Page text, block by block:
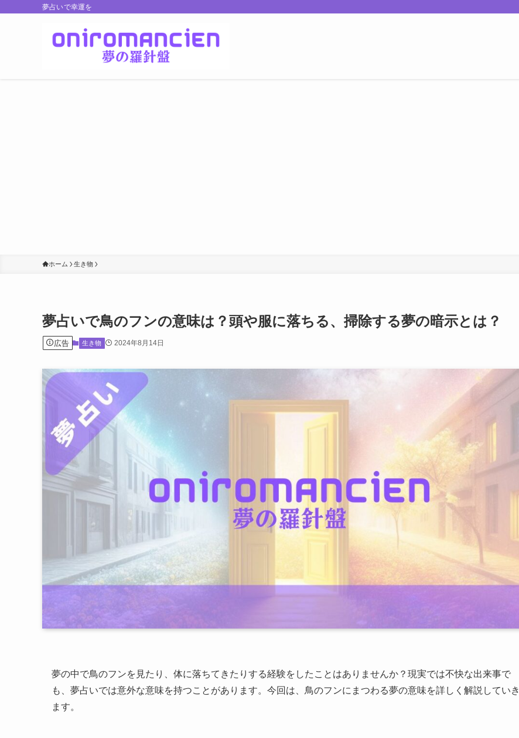
夢占いで幸運を
ホーム 生き物
夢占いで鳥のフンの意味は？頭や服に落ちる、掃除する夢の暗示とは？
広告 生き物 2024年8月14日
夢の中で鳥のフンを見たり、体に落ちてきたりする経験をしたことはありませんか？現実では不快な出来事で
も、夢占いでは意外な意味を持つことがあります。今回は、鳥のフンにまつわる夢の意味を詳しく解説していき
ます。